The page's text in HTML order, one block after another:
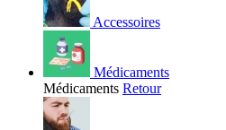
Accessoires
Médicaments
Médicaments Retour